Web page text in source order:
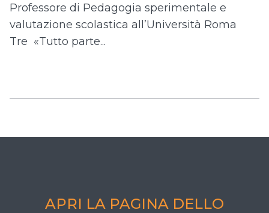
Professore di Pedagogia sperimentale e
valutazione scolastica all’Università Roma
Tre «Tutto parte...
APRI LA PAGINA DELLO